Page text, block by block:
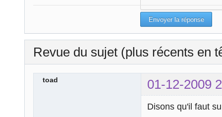
Revue du sujet (plus récents en
toad 01-12-2009
Disons qu'il faut